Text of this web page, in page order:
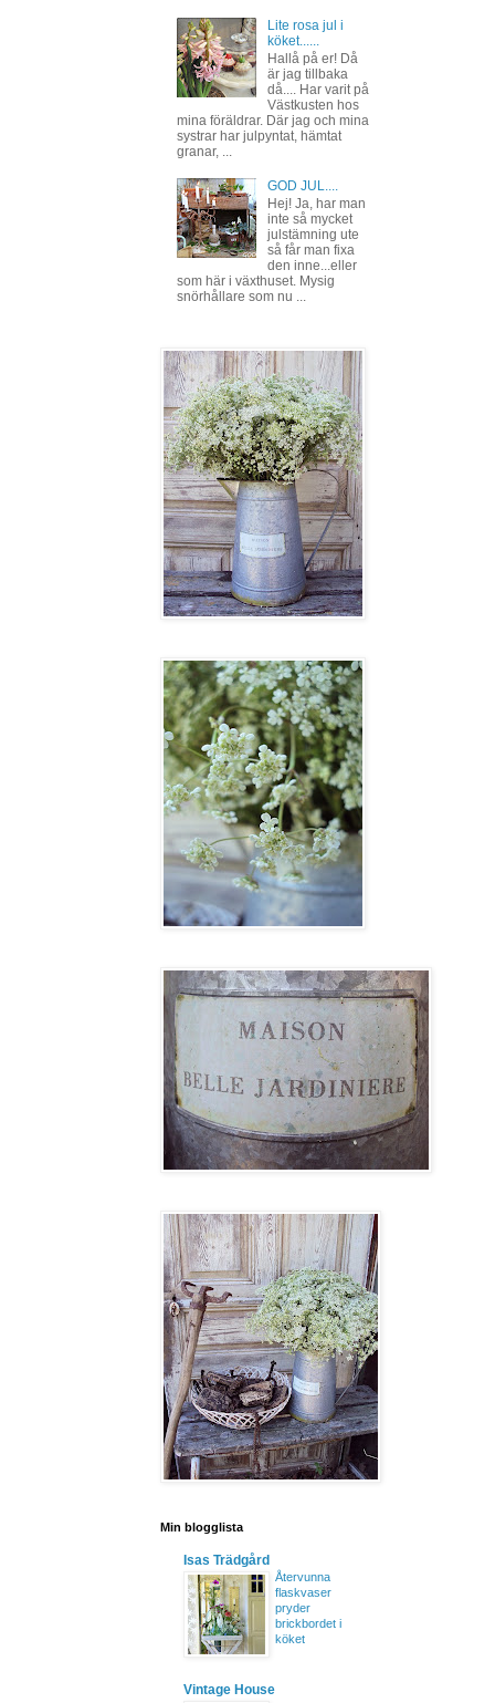
Lite rosa jul i
köket......
Hallå på er! Då
är jag tillbaka
då.... Har varit på
Västkusten hos
mina föräldrar. Där jag och mina
systrar har julpyntat, hämtat
granar, ...
GOD JUL....
Hej! Ja, har man
inte så mycket
julstämning ute
så får man fixa
den inne...eller
som här i växthuset. Mysig
snörhållare som nu ...
Min blogglista
Isas Trädgård
Återvunna
flaskvaser
pryder
brickbordet i
köket
Vintage House